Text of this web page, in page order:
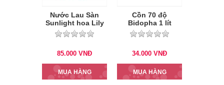
Nước Lau Sàn
Sunlight hoa Lily
và hương thảo -
Túi 3.6kg
85.000 VNĐ
MUA HÀNG
Cồn 70 độ
Bidopha 1 lít
34.000 VNĐ
MUA HÀNG